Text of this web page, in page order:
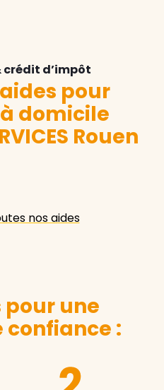
crédit d’impôt
pour
domicile
Rouen
nos aides
pour une
confiance :